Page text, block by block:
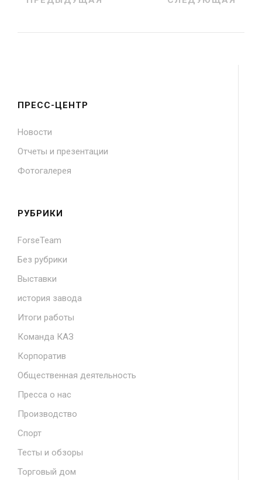
ПРЕСС-ЦЕНТР
Новости
Отчеты и презентации
Фотогалерея
РУБРИКИ
ForseTeam
Без рубрики
Выставки
история завода
Итоги работы
Команда КАЗ
Корпоратив
Общественная деятельность
Пресса о нас
Производство
Спорт
Тесты и обзоры
Торговый дом